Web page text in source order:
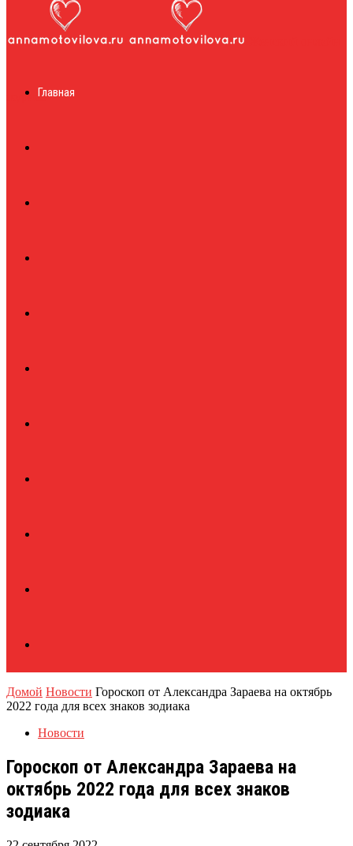
журналГлавная
Домой Новости Гороскоп от Александра Зараева на октябрь
2022 года для всех знаков зодиака
Новости
Гороскоп от Александра Зараева на
октябрь 2022 года для всех знаков
зодиака